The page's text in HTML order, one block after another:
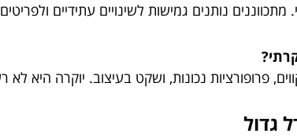
מתכווננים נותנים גמישות לשינויים עתידיים
פרופורציות נכונות, ושקט בעיצוב. יוקרה היא לא
גדול